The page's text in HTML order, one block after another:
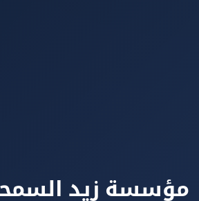
زيد السمحان